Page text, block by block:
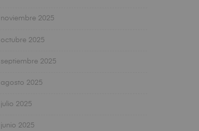
noviembre 2025
octubre 2025
septiembre 2025
agosto 2025
julio 2025
junio 2025